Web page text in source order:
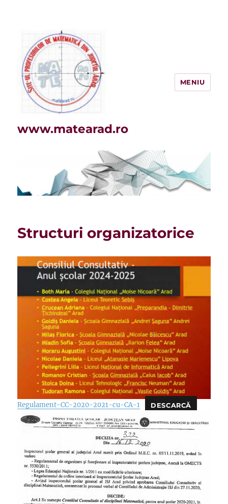
www.matearad.ro
MENIU
Structuri organizatorice
Regulament-CC-2020-2021-cu-CA-1 DESCARCĂ